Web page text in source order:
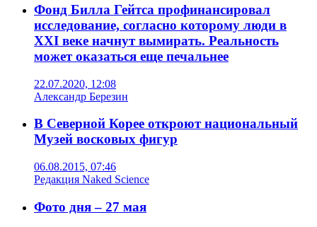
Фонд Билла Гейтса профинансировал
исследование, согласно которому люди в
XXI веке начнут вымирать. Реальность
может оказаться еще печальнее
22.07.2020, 12:08
Александр Березин
В Северной Корее откроют национальный
Музей восковых фигур
06.08.2015, 07:46
Редакция Naked Science
Фото дня – 27 мая